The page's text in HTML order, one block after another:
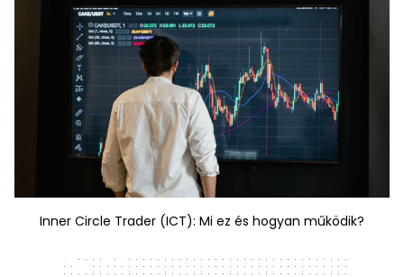
Inner Circle Trader (ICT): Mi ez és hogyan működik?
320 x 50